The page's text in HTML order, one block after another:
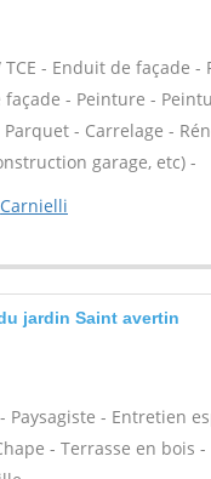
- Enduit de façade
- Peinture -
Parquet - Carrelage -
garage, etc) -
Carnielli
jardin Saint avertin
Paysagiste - Entretien
- Terrasse en bois